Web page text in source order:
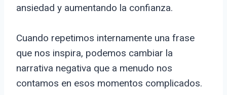
ansiedad y aumentando la confianza.
Cuando repetimos internamente una frase
que nos inspira, podemos cambiar la
narrativa negativa que a menudo nos
contamos en esos momentos complicados.